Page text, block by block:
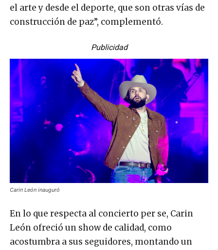
el arte y desde el deporte, que son otras vías de
construcción de paz”, complementó.
Publicidad
Carin León inauguró
En lo que respecta al concierto per se, Carin
León ofreció un show de calidad, como
acostumbra a sus seguidores, montando un